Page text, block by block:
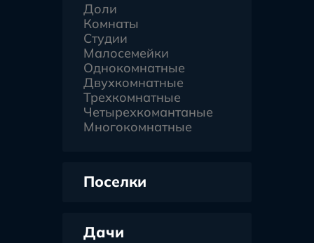
Доли
Комнаты
Студии
Малосемейки
Однокомнатные
Двухкомнатные
Трехкомнатные
Четырехкомантаные
Многокомнатные
Поселки
Дачи